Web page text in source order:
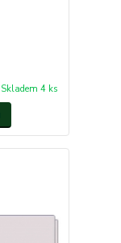
Skladem 4 ks